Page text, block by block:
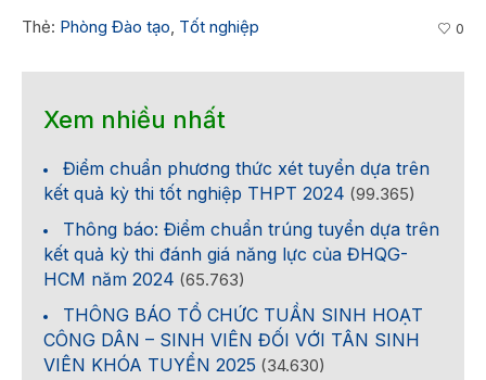
Thẻ: Phòng Đào tạo, Tốt nghiệp 0
Xem nhiều nhất
Điểm chuẩn phương thức xét tuyển dựa trên
kết quả kỳ thi tốt nghiệp THPT 2024 (99.365)
Thông báo: Điểm chuẩn trúng tuyển dựa trên
kết quả kỳ thi đánh giá năng lực của ĐHQG-
HCM năm 2024 (65.763)
THÔNG BÁO TỔ CHỨC TUẦN SINH HOẠT
CÔNG DÂN – SINH VIÊN ĐỐI VỚI TÂN SINH
VIÊN KHÓA TUYỂN 2025 (34.630)